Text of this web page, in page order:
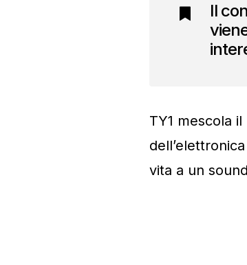
Il
TY1 mescola
vita a un